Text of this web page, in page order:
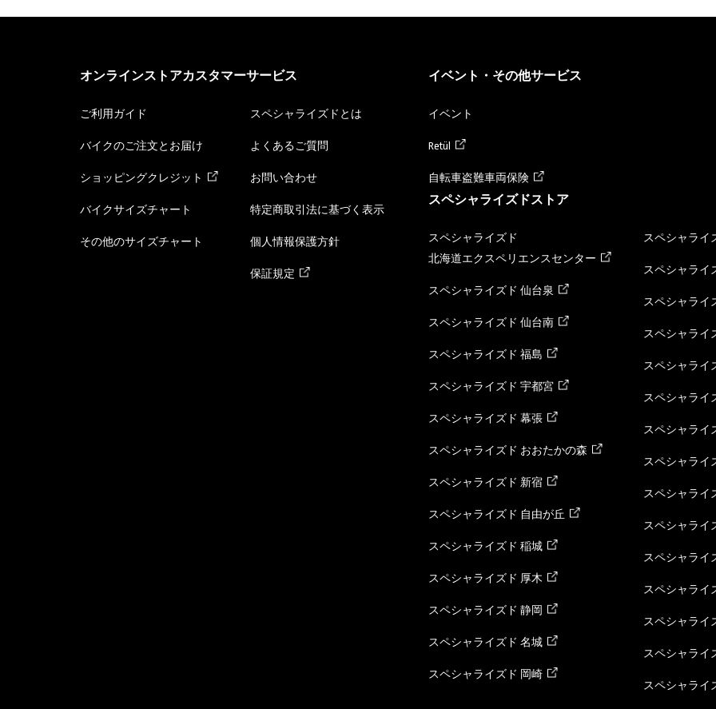
オンラインストアカスタマーサービス
ご利用ガイド
バイクのご注文とお届け
ショッピングクレジット
バイクサイズチャート
その他のサイズチャート
スペシャライズドとは
よくあるご質問
お問い合わせ
特定商取引法に基づく表示
個人情報保護方針
保証規定
イベント・その他サービス
イベント
Retül
自転車盗難車両保険
スペシャライズドストア
スペシャライズド
北海道エクスペリエンスセンター
スペシャライズド 仙台泉
スペシャライズド 仙台南
スペシャライズド 福島
スペシャライズド 宇都宮
スペシャライズド 幕張
スペシャライズド おおたかの森
スペシャライズド 新宿
スペシャライズド 自由が丘
スペシャライズド 稲城
スペシャライズド 厚木
スペシャライズド 静岡
スペシャライズド 名城
スペシャライズド 岡崎
スペシャライ
スペシャライ
スペシャライ
スペシャライ
スペシャライ
スペシャライ
スペシャライ
スペシャライ
スペシャライ
スペシャライ
スペシャライ
スペシャライ
スペシャライ
スペシャライ
スペシャライ